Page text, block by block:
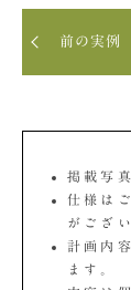
前の実例
掲載写
仕様は
がござ
計画内
ます。